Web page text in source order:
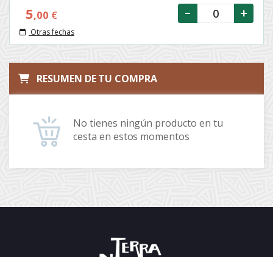
5,00 €
Otras fechas
- +
RESUMEN DE TU COMPRA
No tienes ningún producto en tu
cesta en estos momentos